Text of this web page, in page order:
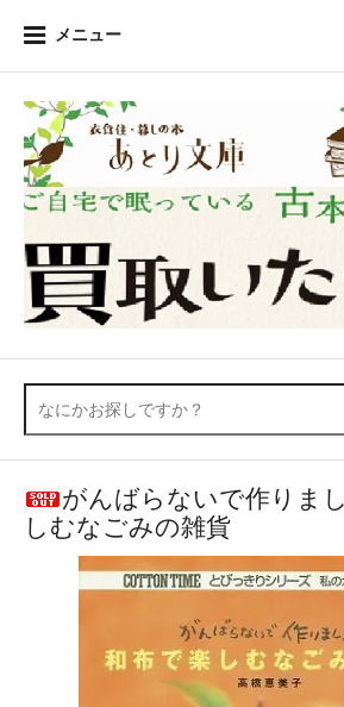
メニュー
がんばらないで作りま
しむなごみの雑貨